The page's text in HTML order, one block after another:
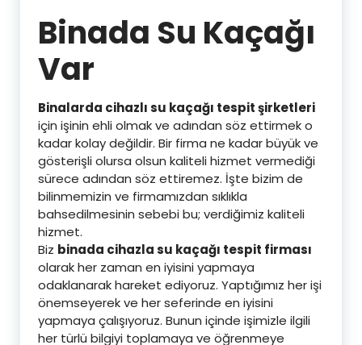
Binada Su Kaçağı
Var
Binalarda cihazlı su kaçağı tespit şirketleri
için işinin ehli olmak ve adından söz ettirmek o
kadar kolay değildir. Bir firma ne kadar büyük ve
gösterişli olursa olsun kaliteli hizmet vermediği
sürece adından söz ettiremez. İşte bizim de
bilinmemizin ve firmamızdan sıklıkla
bahsedilmesinin sebebi bu; verdiğimiz kaliteli
hizmet.
Biz binada cihazla su kaçağı tespit firması
olarak her zaman en iyisini yapmaya
odaklanarak hareket ediyoruz. Yaptığımız her işi
önemseyerek ve her seferinde en iyisini
yapmaya çalışıyoruz. Bunun içinde işimizle ilgili
her türlü bilgiyi toplamaya ve öğrenmeye